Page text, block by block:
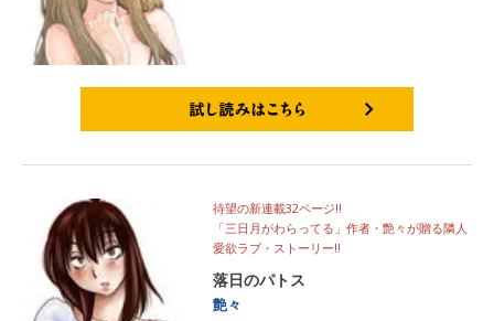
待望の新連載32ページ!!
「三日月がわらってる」作者・艶々が贈る隣人
愛欲ラブ・ストーリー!!
落日のパトス
艶々